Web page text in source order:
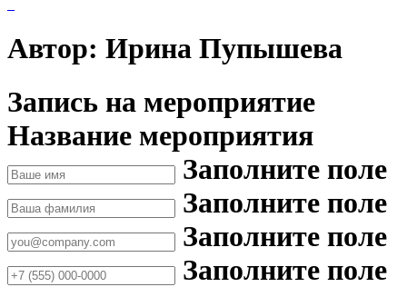
Автор: Ирина Пупышева
Запись на мероприятие
Название мероприятия
Заполните поле
Заполните поле
Заполните поле
Заполните поле